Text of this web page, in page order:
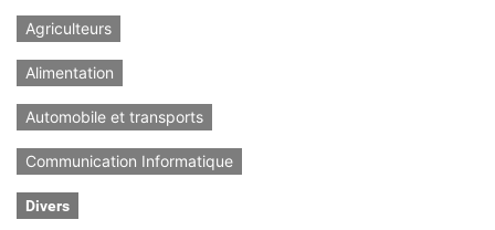
Agriculteurs
Alimentation
Automobile et transports
Communication Informatique
Divers